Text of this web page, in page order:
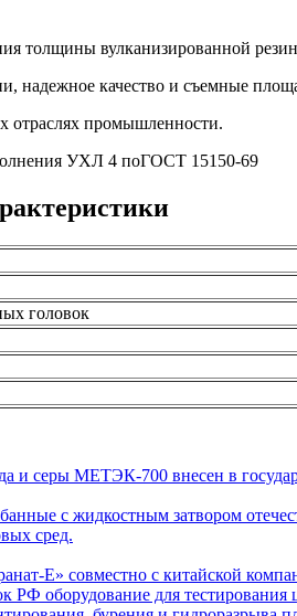
толщины вулканизированной
надежное качество и съемные
отраслях промышленности.
УХЛ 4 поГОСТ 15150-69
головок
и серы МЕТЭК-700 внесен в
с жидкостным затвором
сред.
Е» совместно с китайской
РФ оборудование для